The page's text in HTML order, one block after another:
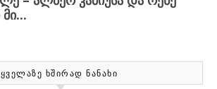
ᲧᲕᲔᲚᲐᲖᲔ ᲮᲨᲘᲠᲐᲓ ᲜᲐᲜᲐᲮᲘ